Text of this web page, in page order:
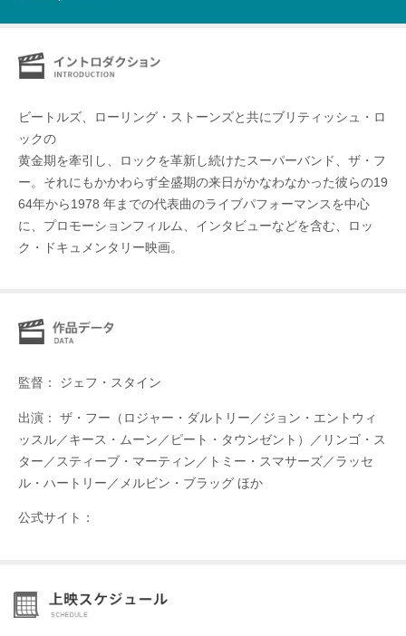
ビートルズ、ローリング・ストーンズと共にブリティッシュ・ロ
ックの
黄金期を牽引し、ロックを革新し続けたスーパーバンド、ザ・フ
ー。それにもかかわらず全盛期の来日がかなわなかった彼らの19
64年から1978 年までの代表曲のライブパフォーマンスを中心
に、プロモーションフィルム、インタビューなどを含む、ロッ
ク・ドキュメンタリー映画。
監督： ジェフ・スタイン
出演： ザ・フー（ロジャー・ダルトリー／ジョン・エントウィ
ッスル／キース・ムーン／ピート・タウンゼント）／リンゴ・ス
ター／スティーブ・マーティン／トミー・スマサーズ／ラッセ
ル・ハートリー／メルビン・ブラッグ ほか
公式サイト：